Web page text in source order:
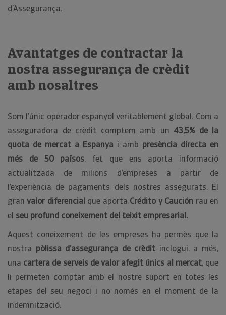
d’Assegurança.
Avantatges de contractar la
nostra assegurança de crèdit
amb nosaltres
Som l’únic operador espanyol veritablement global. Com a
asseguradora de crèdit comptem amb un 43,5% de la
quota de mercat a Espanya i amb presència directa en
més de 50 països, fet que ens aporta informació
actualitzada de milions d’empreses a partir de
l’experiència de pagaments dels nostres assegurats. El
granvalor diferencial que aporta Crédito y Caución rau en
el seu profund coneixement del teixit empresarial.
Aquest coneixement de les empreses ha permès que la
nostra pòlissa d’assegurança de crèdit inclogui, a més,
una cartera de serveis de valor afegit únics al mercat, que
li permeten comptar amb el nostre suport en totes les
etapes del seu negoci i no només en el moment de la
indemnització.